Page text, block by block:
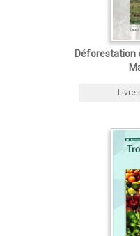
Déforestation
Livre